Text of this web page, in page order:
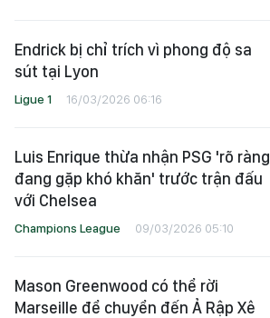
Endrick bị chỉ trích vì phong độ sa
sút tại Lyon
Ligue 1 16/03/2026 06:16
Luis Enrique thừa nhận PSG 'rõ ràng
đang gặp khó khăn' trước trận đấu
với Chelsea
Champions League 09/03/2026 05:10
Mason Greenwood có thể rời
Marseille để chuyển đến Ả Rập Xê